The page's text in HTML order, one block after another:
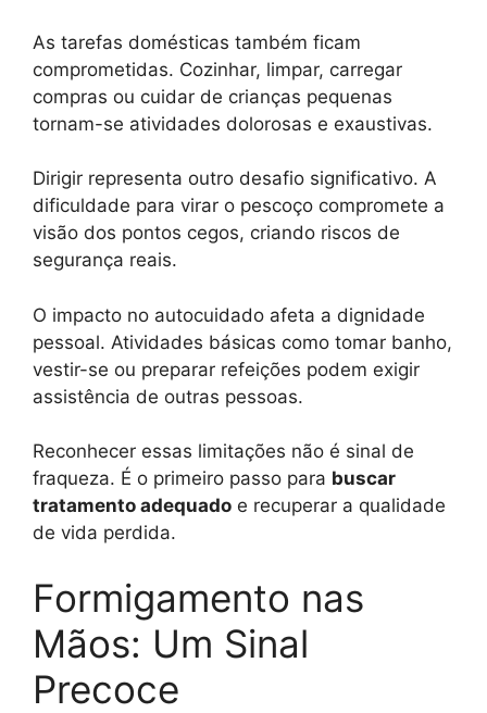
As tarefas domésticas também ficam
comprometidas. Cozinhar, limpar, carregar
compras ou cuidar de crianças pequenas
tornam-se atividades dolorosas e exaustivas.
Dirigir representa outro desafio significativo. A
dificuldade para virar o pescoço compromete a
visão dos pontos cegos, criando riscos de
segurança reais.
O impacto no autocuidado afeta a dignidade
pessoal. Atividades básicas como tomar banho,
vestir-se ou preparar refeições podem exigir
assistência de outras pessoas.
Reconhecer essas limitações não é sinal de
fraqueza. É o primeiro passo para buscar
tratamento adequado e recuperar a qualidade
de vida perdida.
Formigamento nas
Mãos: Um Sinal
Precoce